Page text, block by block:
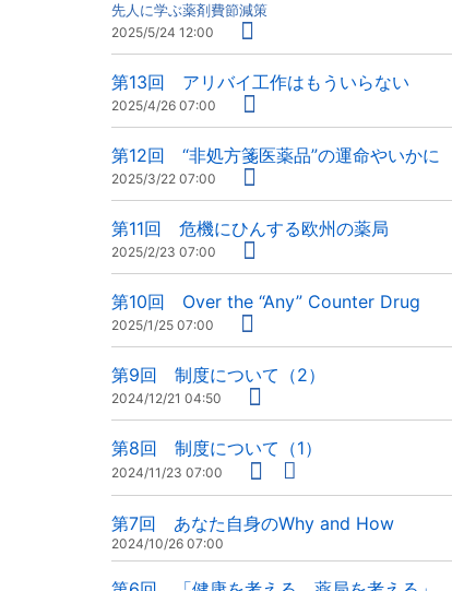
先人に学ぶ薬剤費節減策
2025/5/24 12:00
第13回 アリバイ工作はもういらない
2025/4/26 07:00
第12回 “非処方箋医薬品”の運命やいかに
2025/3/22 07:00
第11回 危機にひんする欧州の薬局
2025/2/23 07:00
第10回 Over the “Any” Counter Drug
2025/1/25 07:00
第9回 制度について（2）
2024/12/21 04:50
第8回 制度について（1）
2024/11/23 07:00
第7回 あなた自身のWhy and How
2024/10/26 07:00